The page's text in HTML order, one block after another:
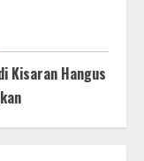
Kisaran Hangus